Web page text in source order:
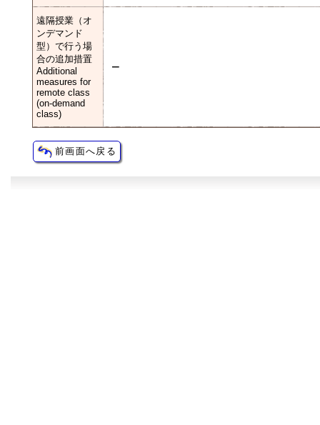
遠隔授業（オ
ンデマンド
型）で行う場
合の追加措置
Additional
measures for
remote class
(on-demand
class)
−